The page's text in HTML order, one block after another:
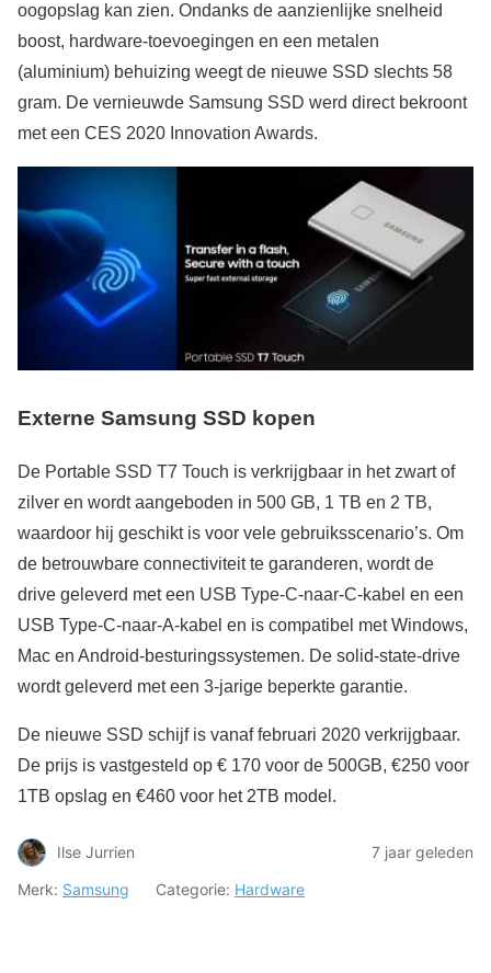
oogopslag kan zien. Ondanks de aanzienlijke snelheid
boost, hardware-toevoegingen en een metalen
(aluminium) behuizing weegt de nieuwe SSD slechts 58
gram. De vernieuwde Samsung SSD werd direct bekroont
met een CES 2020 Innovation Awards.
Externe Samsung SSD kopen
De Portable SSD T7 Touch is verkrijgbaar in het zwart of
zilver en wordt aangeboden in 500 GB, 1 TB en 2 TB,
waardoor hij geschikt is voor vele gebruiksscenario’s. Om
de betrouwbare connectiviteit te garanderen, wordt de
drive geleverd met een USB Type-C-naar-C-kabel en een
USB Type-C-naar-A-kabel en is compatibel met Windows,
Mac en Android-besturingssystemen. De solid-state-drive
wordt geleverd met een 3-jarige beperkte garantie.
De nieuwe SSD schijf is vanaf februari 2020 verkrijgbaar.
De prijs is vastgesteld op € 170 voor de 500GB, €250 voor
1TB opslag en €460 voor het 2TB model.
Ilse Jurrien
7 jaar geleden
Merk: Samsung Categorie: Hardware